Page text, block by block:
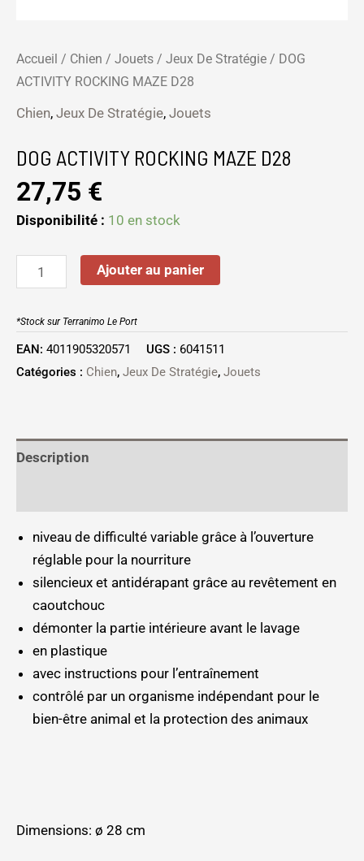
Accueil / Chien / Jouets / Jeux De Stratégie / DOG
ACTIVITY ROCKING MAZE D28
Chien, Jeux De Stratégie, Jouets
DOG ACTIVITY ROCKING MAZE D28
27,75 €
Disponibilité : 10 en stock
Ajouter au panier
*Stock sur Terranimo Le Port
EAN: 4011905320571 UGS : 6041511
Catégories : Chien, Jeux De Stratégie, Jouets
Description
niveau de difficulté variable grâce à l’ouverture
réglable pour la nourriture
silencieux et antidérapant grâce au revêtement en
caoutchouc
démonter la partie intérieure avant le lavage
en plastique
avec instructions pour l’entraînement
contrôlé par un organisme indépendant pour le
bien-être animal et la protection des animaux
Dimensions: ø 28 cm